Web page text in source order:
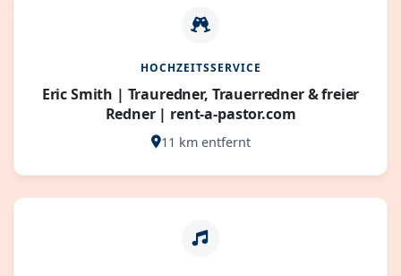
HOCHZEITSSERVICE
Eric Smith | Trauredner, Trauerredner & freier
Redner | rent-a-pastor.com
11 km entfernt